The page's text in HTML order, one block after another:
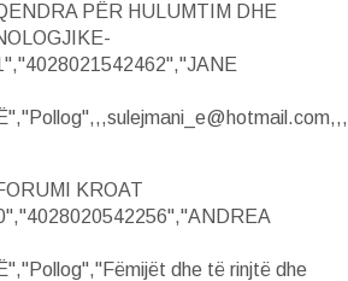
PËR HULUMTIM DHE
KROAT
dhe të rinjtë dhe